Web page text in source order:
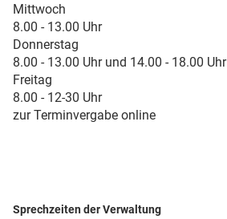
Mittwoch
8.00 - 13.00 Uhr
Donnerstag
8.00 - 13.00 Uhr und 14.00 - 18.00 Uhr
Freitag
8.00 - 12-30 Uhr
zur Terminvergabe online
Sprechzeiten der Verwaltung